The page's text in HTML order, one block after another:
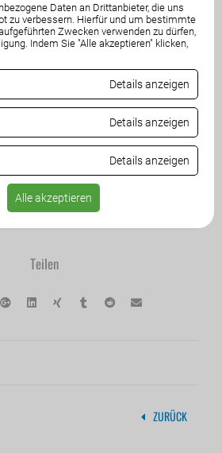
Daten an Drittanbieter, die uns
zu verbessern. Hierfür und um bestimmte
Zwecken verwenden zu dürfen,
Indem Sie "Alle akzeptieren" klicken,
Details anzeigen
Details anzeigen
Details anzeigen
Alle akzeptieren
Teilen
ZURÜCK